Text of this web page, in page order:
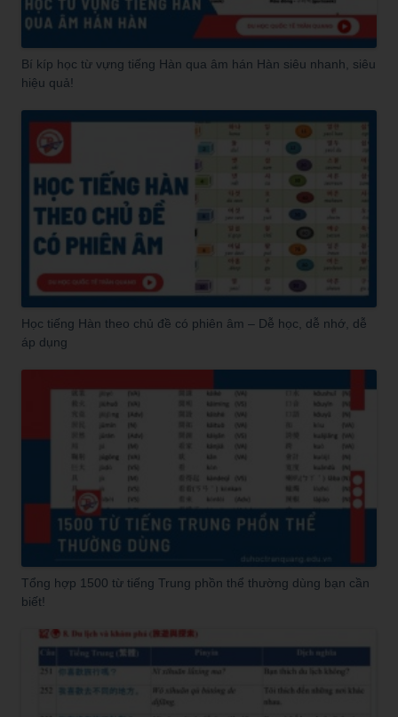
Bí kíp học từ vựng tiếng Hàn qua âm hán Hàn siêu nhanh, siêu
hiệu quả!
Học tiếng Hàn theo chủ đề có phiên âm – Dễ học, dễ nhớ, dễ
áp dụng
Tổng hợp 1500 từ tiếng Trung phồn thể thường dùng bạn cần
biết!